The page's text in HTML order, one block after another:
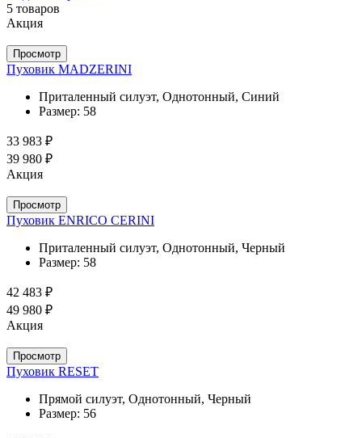
5 товаров
Акция
Просмотр
Пуховик MADZERINI
Приталенный силуэт, Однотонный, Синий
Размер: 58
33 983 ₽
39 980 ₽
Акция
Просмотр
Пуховик ENRICO CERINI
Приталенный силуэт, Однотонный, Черный
Размер: 58
42 483 ₽
49 980 ₽
Акция
Просмотр
Пуховик RESET
Прямой силуэт, Однотонный, Черный
Размер: 56